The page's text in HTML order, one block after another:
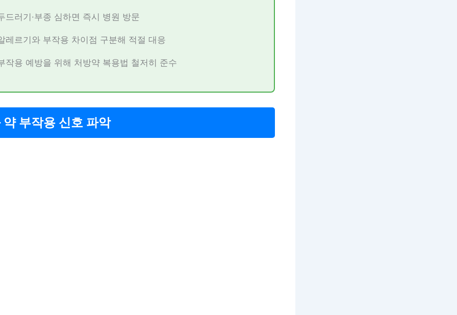
드러기·부종 심하면 즉시 병원 방문
레르기와 부작용 차이점 구분해 적절 대응
작용 예방을 위해 처방약 복용법 철저히 준수
약 부작용 신호 파악